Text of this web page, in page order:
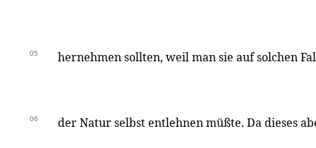
05 hernehmen sollten, weil man sie auf solchen
06 der Natur selbst entlehnen müßte. Da dieses